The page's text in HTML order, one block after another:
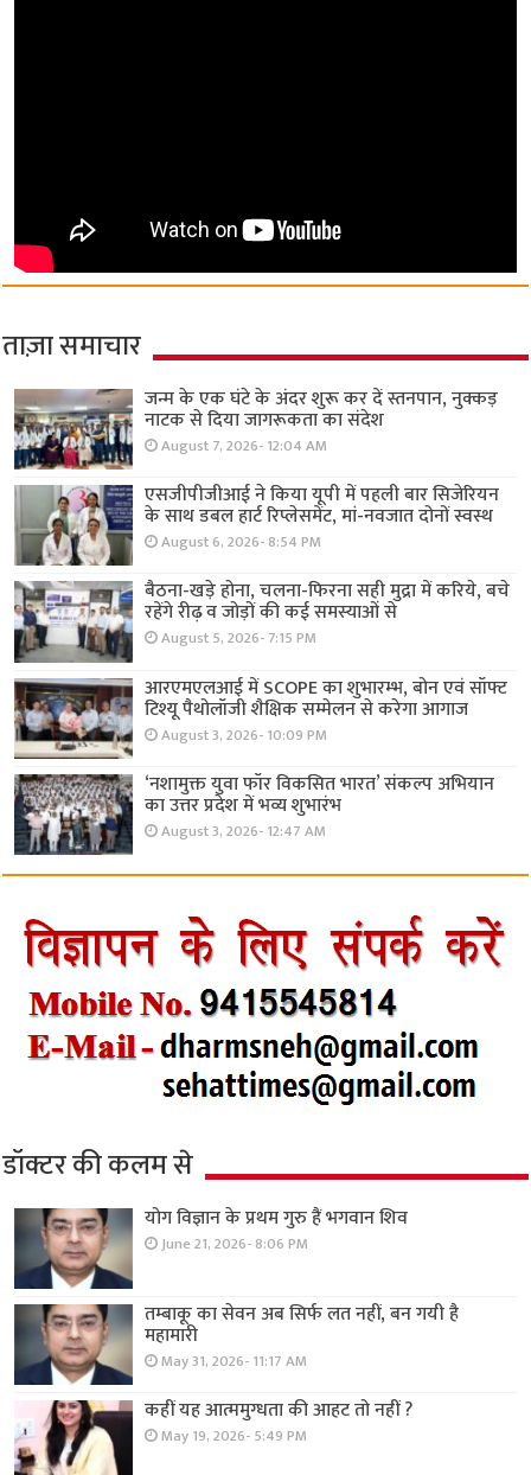
ताज़ा समाचार
जन्म के एक घंटे के अंदर शुरू कर दें स्तनपान, नुक्कड़
नाटक से दिया जागरूकता का संदेश
August 7, 2026- 12:04 AM
एसजीपीजीआई ने किया यूपी में पहली बार सिजेरियन
के साथ डबल हार्ट रिप्लेसमेंट, मां-नवजात दोनों स्वस्थ
August 6, 2026- 8:54 PM
बैठना-खड़े होना, चलना-फिरना सही मुद्रा में करिये, बचे
रहेंगे रीढ़ व जोड़ों की कई समस्याओं से
August 5, 2026- 7:15 PM
आरएमएलआई में SCOPE का शुभारम्भ, बोन एवं सॉफ्ट
टिश्यू पैथोलॉजी शैक्षिक सम्मेलन से करेगा आगाज
August 3, 2026- 10:09 PM
‘नशामुक्त युवा फॉर विकसित भारत’ संकल्प अभियान
का उत्तर प्रदेश में भव्य शुभारंभ
August 3, 2026- 12:47 AM
डॉक्टर की कलम से
योग विज्ञान के प्रथम गुरु हैं भगवान शिव
June 21, 2026- 8:06 PM
तम्बाकू का सेवन अब सिर्फ लत नहीं, बन गयी है
महामारी
May 31, 2026- 11:17 AM
कहीं यह आत्ममुग्धता की आहट तो नहीं ?
May 19, 2026- 5:49 PM